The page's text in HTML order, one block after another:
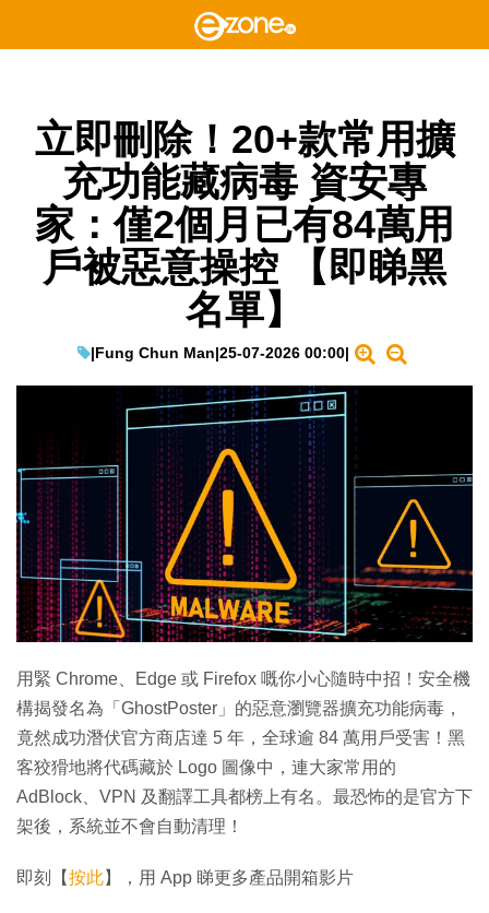
立即刪除！20+款常用擴
充功能藏病毒 資安專
家：僅2個月已有84萬用
戶被惡意操控 【即睇黑
名單】
|Fung Chun Man|25-07-2026 00:00|
用緊 Chrome、Edge 或 Firefox 嘅你小心隨時中招！安全機
構揭發名為「GhostPoster」的惡意瀏覽器擴充功能病毒，
竟然成功潛伏官方商店達 5 年，全球逾 84 萬用戶受害！黑
客狡猾地將代碼藏於 Logo 圖像中，連大家常用的
AdBlock、VPN 及翻譯工具都榜上有名。最恐怖的是官方下
架後，系統並不會自動清理！
即刻【按此】，用 App 睇更多產品開箱影片